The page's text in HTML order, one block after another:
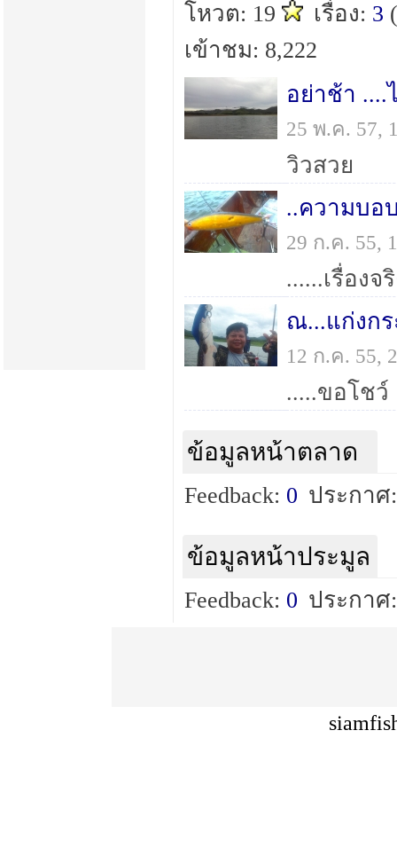
โหวต: 19 เรื่อง: 3
เข้าชม: 8,222
25 พ.ค. 57,
วิวสวย
29 ก.ค. 55,
......เรื่อง
ณ...แก่งก
12 ก.ค. 55,
.....ขอโชว์
ข้อมูลหน้าตลาด
Feedback: 0 ประกาศ
ข้อมูลหน้าประมูล
Feedback: 0 ประกาศ